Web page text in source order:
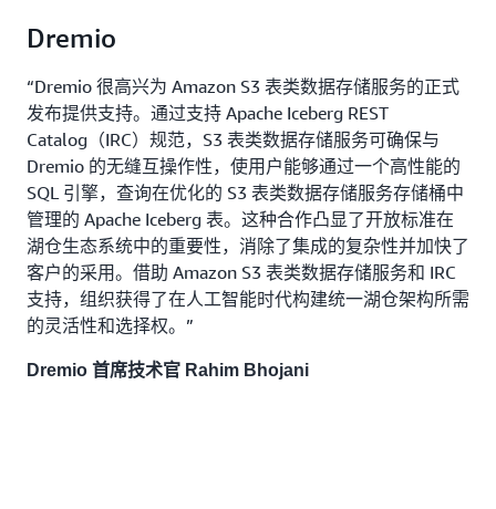
Dremio
“Dremio 很高兴为 Amazon S3 表类数据存储服务的正式
发布提供支持。通过支持 Apache Iceberg REST
Catalog（IRC）规范，S3 表类数据存储服务可确保与
Dremio 的无缝互操作性，使用户能够通过一个高性能的
SQL 引擎，查询在优化的 S3 表类数据存储服务存储桶中
管理的 Apache Iceberg 表。这种合作凸显了开放标准在
湖仓生态系统中的重要性，消除了集成的复杂性并加快了
客户的采用。借助 Amazon S3 表类数据存储服务和 IRC
支持，组织获得了在人工智能时代构建统一湖仓架构所需
的灵活性和选择权。”
Dremio 首席技术官 Rahim Bhojani